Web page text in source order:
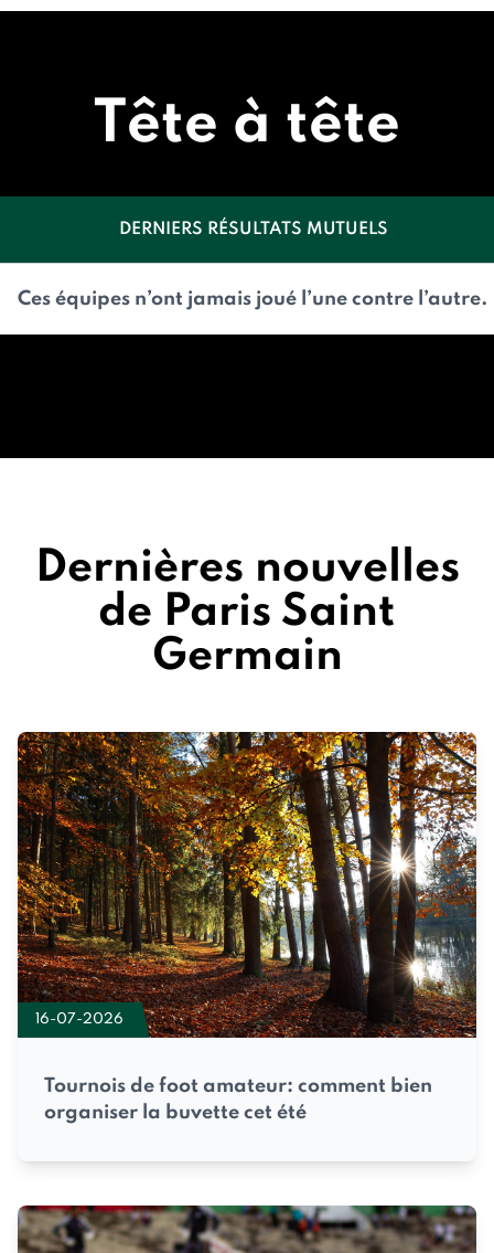
Tête à tête
DERNIERS RÉSULTATS MUTUELS
Ces équipes n’ont jamais joué l’une contre l’autre.
Dernières nouvelles
de Paris Saint
Germain
16-07-2026
Tournois de foot amateur: comment bien
organiser la buvette cet été